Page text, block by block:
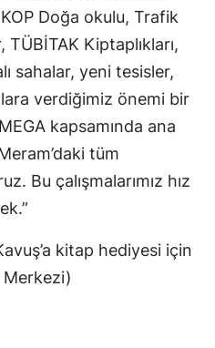
Siirt
Sinop
Sivas
Tekirdağ
Tokat
Doğa okulu, Trafik
TÜBİTAK Kiptaplıkları,
sahalar, yeni tesisler,
verdiğimiz önemi bir
kapsamında ana
tüm
Bu çalışmalarımız hız
kitap hediyesi için